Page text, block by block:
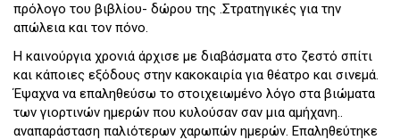
πρόλογο του βιβλίου- δώρου της .Στρατηγικές για την
απώλεια και τον πόνο.
Η καινούργια χρονιά άρχισε με διαβάσματα στο ζεστό σπίτι
και κάποιες εξόδους στην κακοκαιρία για θέατρο και σινεμά.
Έψαχνα να επαληθεύσω το στοιχειωμένο λόγο στα βιώματα
των γιορτινών ημερών που κυλούσαν σαν μια αμήχανη..
αναπαράσταση παλιότερων χαρωπών ημερών. Επαληθεύτηκε